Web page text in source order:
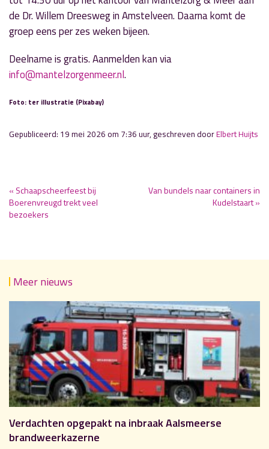
de Dr. Willem Dreesweg in Amstelveen. Daarna komt de
groep eens per zes weken bijeen.
Deelname is gratis. Aanmelden kan via
info@mantelzorgenmeer.nl.
Foto: ter illustratie (Pixabay)
Gepubliceerd: 19 mei 2026 om 7:36 uur, geschreven doorElbert Huijts
« Schaapscheerfeest bij
Boerenvreugd trekt veel
bezoekers
Van bundels naar containers in
Kudelstaart »
Meer nieuws
Verdachten opgepakt na inbraak Aalsmeerse
brandweerkazerne